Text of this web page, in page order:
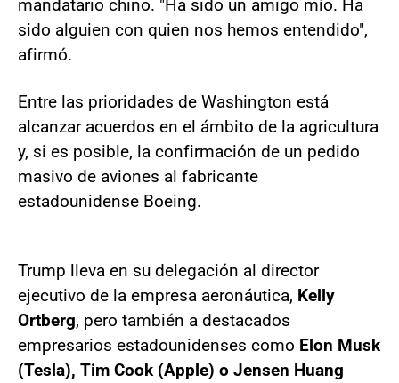
mandatario chino. "Ha sido un amigo mío. Ha
sido alguien con quien nos hemos entendido",
afirmó.
Entre las prioridades de Washington está
alcanzar acuerdos en el ámbito de la agricultura
y, si es posible, la confirmación de un pedido
masivo de aviones al fabricante
estadounidense Boeing.
Trump lleva en su delegación al director
ejecutivo de la empresa aeronáutica, Kelly
Ortberg, pero también a destacados
empresarios estadounidenses como Elon Musk
(Tesla), Tim Cook (Apple) o Jensen Huang